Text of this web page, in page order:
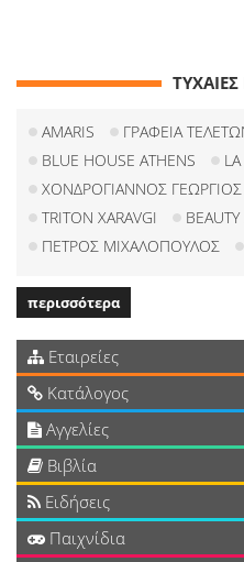
ΤΥΧΑΙΕΣ
AMARIS
ΓΡΑΦΕΙΑ
BLUE HOUSE ATHENS
ΧΟΝΔΡΟΓΙΑΝΝΟΣ ΓΕΩΡΓΙΟΣ
TRITON XARAVGI
ΒEAUTY
ΠΕΤΡΟΣ ΜΙΧΑΛΟΠΟΥΛΟΣ
περισσότερα
Εταιρείες
Κατάλογος
Αγγελίες
Βιβλία
Ειδήσεις
Παιχνίδια